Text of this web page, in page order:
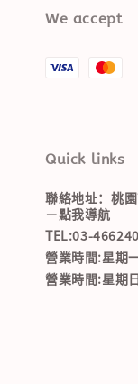
We accept
Quick links
聯絡地址：桃
－點我導航
TEL:03-
營業時間:星期
營業時間:星期